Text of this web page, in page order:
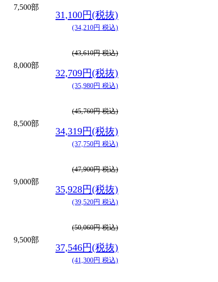
7,500部
31,100円(税抜)
(34,210円 税込)
8,000部
(43,610円 税込)
32,709円(税抜)
(35,980円 税込)
8,500部
(45,760円 税込)
34,319円(税抜)
(37,750円 税込)
9,000部
(47,900円 税込)
35,928円(税抜)
(39,520円 税込)
9,500部
(50,060円 税込)
37,546円(税抜)
(41,300円 税込)